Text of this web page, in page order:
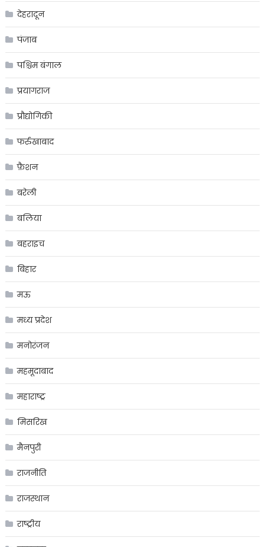
देहरादून
पंजाब
पश्चिम बंगाल
प्रयागराज
प्रौद्योगिकी
फर्रुखाबाद
फ़ैशन
बरेली
बलिया
बहराइच
बिहार
मऊ
मध्य प्रदेश
मनोरंजन
महमूदाबाद
महाराष्ट्र
मिसरिख
मैनपुरी
राजनीति
राजस्थान
राष्ट्रीय